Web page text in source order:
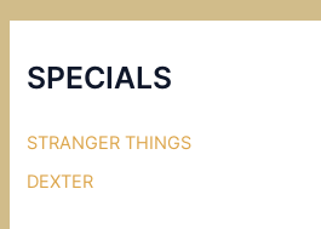
e
o
o
k
o
T
u
b
SPECIALS
STRANGER THINGS
DEXTER